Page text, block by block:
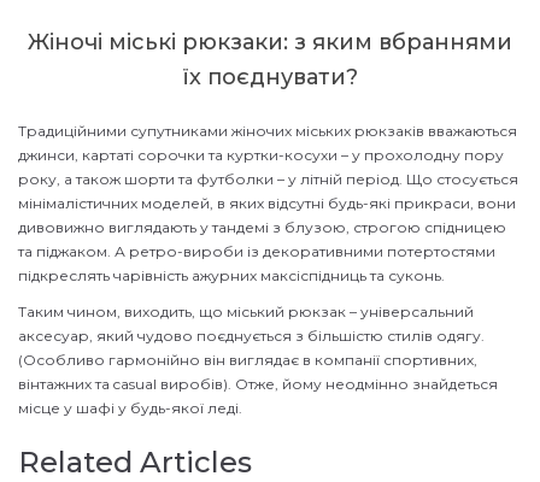
Жіночі міські рюкзаки: з яким вбраннями
їх поєднувати?
Традиційними супутниками жіночих міських рюкзаків вважаються
джинси, картаті сорочки та куртки-косухи – у прохолодну пору
року, а також шорти та футболки – у літній період. Що стосується
мінімалістичних моделей, в яких відсутні будь-які прикраси, вони
дивовижно виглядають у тандемі з блузою, строгою спідницею
та піджаком. А ретро-вироби із декоративними потертостями
підкреслять чарівність ажурних максіспідниць та суконь.
Таким чином, виходить, що міський рюкзак – універсальний
аксесуар, який чудово поєднується з більшістю стилів одягу.
(Особливо гармонійно він виглядає в компанії спортивних,
вінтажних та casual виробів). Отже, йому неодмінно знайдеться
місце у шафі у будь-якої леді.
Related Articles